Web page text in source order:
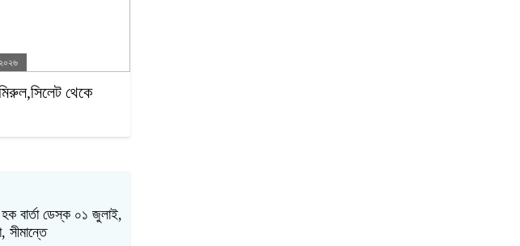
থেকে
হক বার্তা ডেস্ক ০১ জুলাই,
সীমান্তে